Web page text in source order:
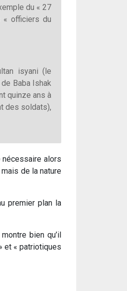
du « 27
« officiers du
isyani (le
Baba Ishak
quinze ans à
des soldats),
nécessaire alors
de la nature
premier plan la
bien qu’il
et « patriotiques